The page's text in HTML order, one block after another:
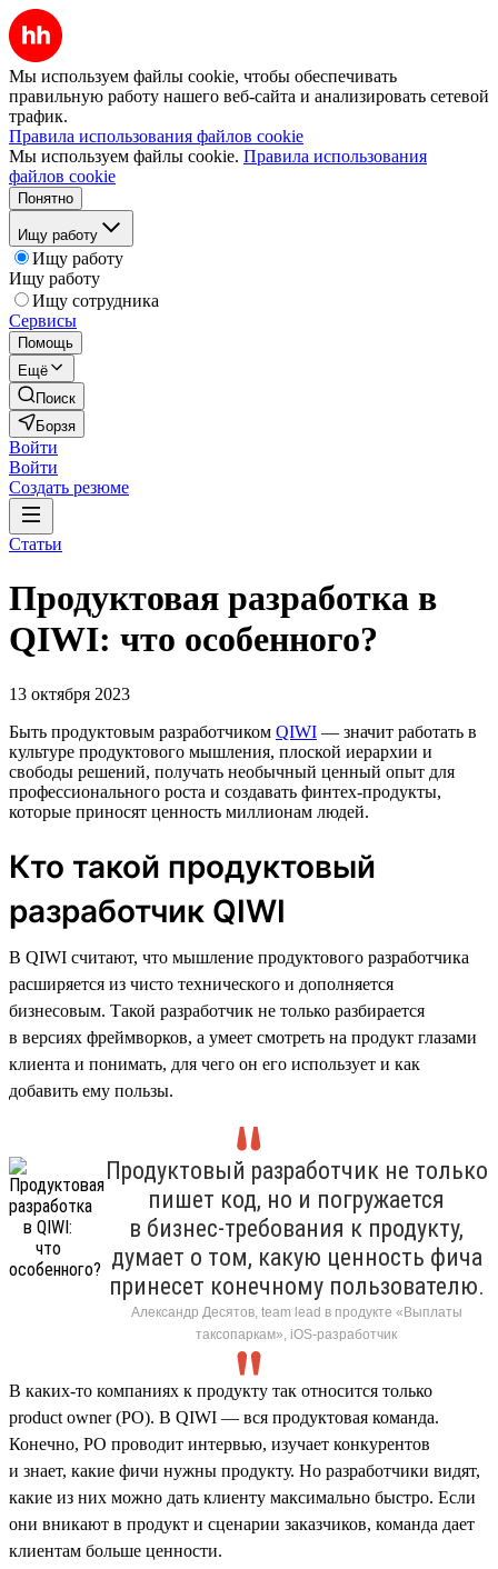
Мы используем файлы cookie, чтобы обеспечивать
правильную работу нашего веб-сайта и анализировать сетевой
трафик.
Правила использования файлов cookie
Мы используем файлы cookie. Правила использования
файлов cookie
Понятно
Ищу работу
Ищу работу
Ищу работу
Ищу сотрудника
Сервисы
Помощь
Ещё
Поиск
Борзя
Войти
Войти
Создать резюме
Статьи
Продуктовая разработка в
QIWI: что особенного?
13 октября 2023
Быть продуктовым разработчиком QIWI — значит работать в
культуре продуктового мышления, плоской иерархии и
свободы решений, получать необычный ценный опыт для
профессионального роста и создавать финтех-продукты,
которые приносят ценность миллионам людей.
Кто такой продуктовый
разработчик QIWI
В QIWI считают, что мышление продуктового разработчика
расширяется из чисто технического и дополняется
бизнесовым. Такой разработчик не только разбирается
в версиях фреймворков, а умеет смотреть на продукт глазами
клиента и понимать, для чего он его использует и как
добавить ему пользы.
Продуктовый разработчик не только
пишет код, но и погружается
в бизнес-требования к продукту,
думает о том, какую ценность фича
принесет конечному пользователю.
Александр Десятов, team lead в продукте «Выплаты
таксопаркам», iOS-разработчик
В каких-то компаниях к продукту так относится только
product owner (PO). В QIWI — вся продуктовая команда.
Конечно, PO проводит интервью, изучает конкурентов
и знает, какие фичи нужны продукту. Но разработчики видят,
какие из них можно дать клиенту максимально быстро. Если
они вникают в продукт и сценарии заказчиков, команда дает
клиентам больше ценности.